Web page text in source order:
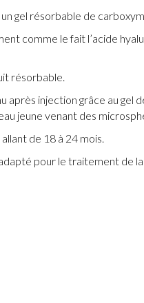
gel résorbable de
comme le fait l’acide
résorbable.
injection grâce au gel
jeune venant des
de 18 à 24 mois.
pour le traitement de